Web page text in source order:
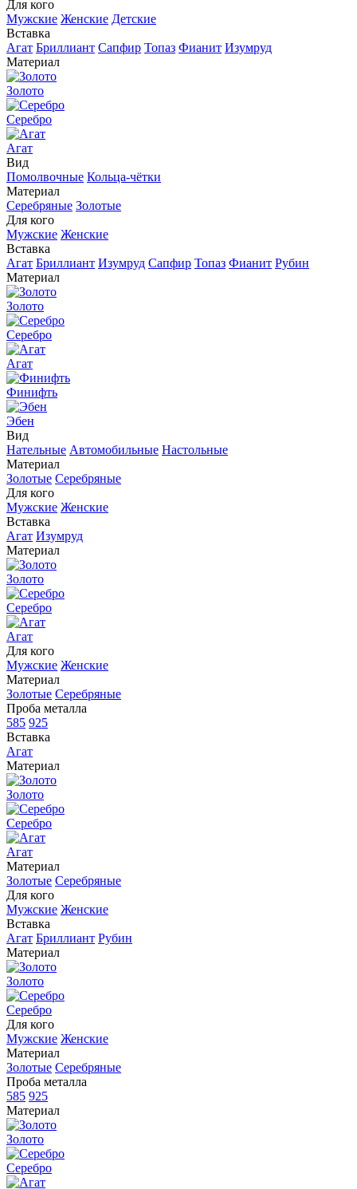
Для кого
Мужские Женские Детские
Вставка
Агат Бриллиант Сапфир Топаз Фианит Изумруд
Материал
Золото
Серебро
Агат
Вид
Помолвочные Кольца-чётки
Материал
Серебряные Золотые
Для кого
Мужские Женские
Вставка
Агат Бриллиант Изумруд Сапфир Топаз Фианит Рубин
Материал
Золото
Серебро
Агат
Финифть
Эбен
Вид
Нательные Автомобильные Настольные
Материал
Золотые Серебряные
Для кого
Мужские Женские
Вставка
Агат Изумруд
Материал
Золото
Серебро
Агат
Для кого
Мужские Женские
Материал
Золотые Серебряные
Проба металла
585 925
Вставка
Агат
Материал
Золото
Серебро
Агат
Материал
Золотые Серебряные
Для кого
Мужские Женские
Вставка
Агат Бриллиант Рубин
Материал
Золото
Серебро
Для кого
Мужские Женские
Материал
Золотые Серебряные
Проба металла
585 925
Материал
Золото
Серебро